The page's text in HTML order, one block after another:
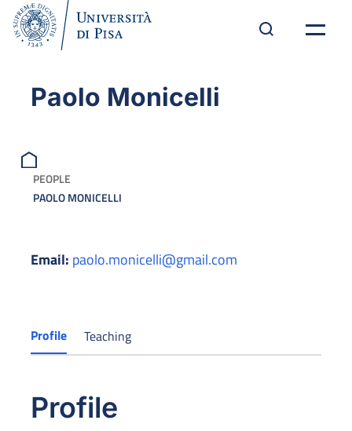
Paolo Monicelli
PEOPLE
PAOLO MONICELLI
Email: paolo.monicelli@gmail.com
Profile Teaching
Profile